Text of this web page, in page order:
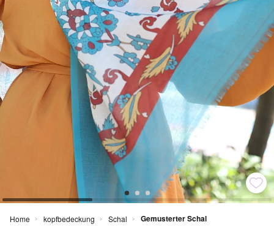
Home > kopfbedeckung > Schal > Gemusterter Schal